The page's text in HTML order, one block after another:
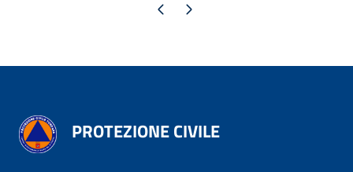
Pagina precedente
Pagina successiva
PROTEZIONE CIVILE